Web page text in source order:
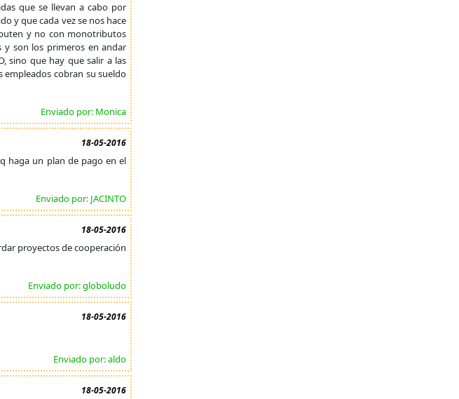
que se llevan a cabo por
y que cada vez se nos hace
y no con monotributos
y son los primeros en andar
sino que hay que salir a las
empleados cobran su sueldo
Enviado por: Monica
18-05-2016
haga un plan de pago en el
Enviado por: JACINTO
18-05-2016
proyectos de cooperación
Enviado por: globoludo
18-05-2016
Enviado por: aldo
18-05-2016